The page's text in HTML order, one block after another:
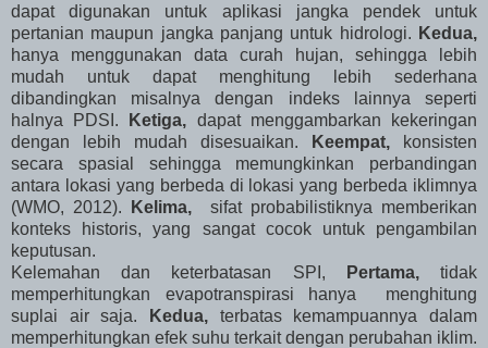
dapat digunakan untuk aplikasi jangka pendek untuk
pertanian maupun jangka panjang untuk hidrologi. Kedua,
hanya menggunakan data curah hujan, sehingga lebih
mudah untuk dapat menghitung lebih sederhana
dibandingkan misalnya dengan indeks lainnya seperti
halnya PDSI.
Ketiga, dapat menggambarkan kekeringan
dengan lebih mudah disesuaikan. Keempat, konsisten
secara spasial sehingga memungkinkan perbandingan
antara lokasi yang berbeda di lokasi yang berbeda iklimnya
(WMO, 2012).
Kelima, sifat probabilistiknya memberikan
konteks historis, yang sangat cocok untuk pengambilan
keputusan.
Kelemahan dan keterbatasan SPI,
Pertama,tidak
memperhitungkan evapotranspirasi hanya menghitung
suplai air saja.
Kedua, terbatas kemampuannya dalam
memperhitungkan efek suhu terkait dengan perubahan iklim.